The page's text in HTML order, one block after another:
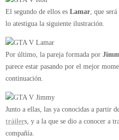
El segundo de ellos esLamar, que
lo atestigua la siguiente ilustración.
Por último, la pareja formada por
parece estar pasando por el mejor
continuación.
Junto a ellas, las ya conocidas a partir
tráilers, y a la que se dio a conocer a
compañía.